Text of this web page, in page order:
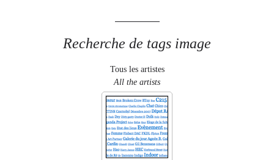
Recherche de tags image
Tous les artistes
All the artists